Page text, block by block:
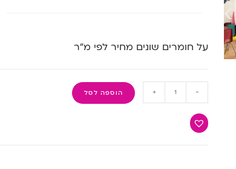
על חומרים שונים מחיר לפי מ”ר
-
+ הוספה לסל